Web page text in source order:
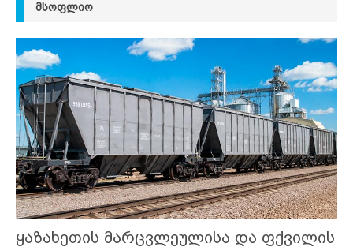
ᲛᲡᲝᲤᲚᲘᲝ
ყაზახეთის მარცვლეულისა და ფქვილის